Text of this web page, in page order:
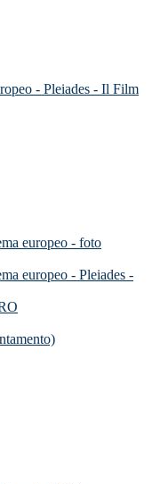
- Pleiades - Il Film
europeo - foto
europeo - Pleiades -